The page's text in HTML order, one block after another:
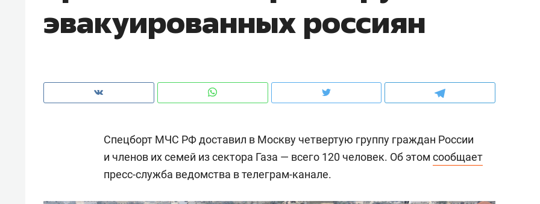
эвакуированных россиян
Спецборт МЧС РФ доставил в Москву четвертую группу граждан России
и членов их семей из сектора Газа — всего 120 человек. Об этом сообщает
пресс-служба ведомства в телеграм-канале.
чем интересен Оман?
клиентах и чудных запросах мастеров